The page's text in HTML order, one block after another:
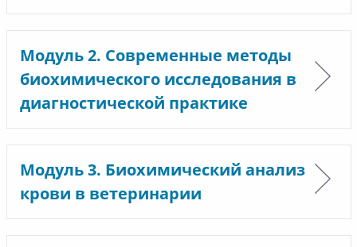
Модуль 2. Современные методы
биохимического исследования в
диагностической практике
Модуль 3. Биохимический анализ
крови в ветеринарии